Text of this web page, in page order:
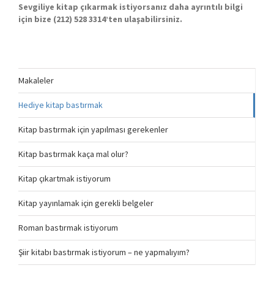
Sevgiliye kitap çıkarmak istiyorsanız daha ayrıntılı bilgi
için bize (212) 528 3314’ten ulaşabilirsiniz.
Makaleler
Hediye kitap bastırmak
Kitap bastırmak için yapılması gerekenler
Kitap bastırmak kaça mal olur?
Kitap çıkartmak istiyorum
Kitap yayınlamak için gerekli belgeler
Roman bastırmak istiyorum
Şiir kitabı bastırmak istiyorum – ne yapmalıyım?